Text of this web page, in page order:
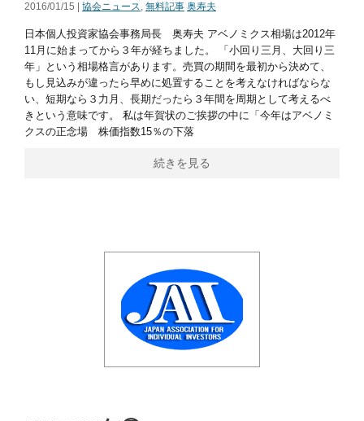
2016/01/15 | 協会ニュース, 無料記事 奥寿夫
日本個人投資家協会事務局長 奥寿夫 アベノミクス相場は2012年
11月に始まってから３年が経ちました。 「小回り三月、大回り三
年」という相場格言があります。売買の期間を最初から決めて、
もし見込みが違ったら早めに処置することを考えなければならな
い、短期なら３力月、長期だったら３年間を周期として考えるべ
きという意味です。 私は年賀状のご挨拶の中に「今年はアベノミ
クスの正念場 株価指数15％の下落
続きを見る